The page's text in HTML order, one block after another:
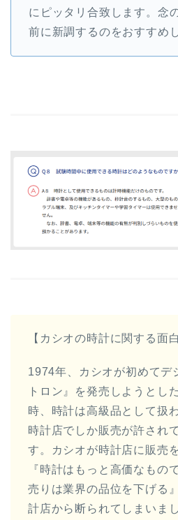
にピッタリ合致します。念
前に新調するのをおすすめ
【カシオの時計に関する面
1974年、カシオが初めてデ
トロン』を発売しようとし
時、時計は高級品として扱
時計店でしか販売が許され
す。カシオが時計店に販売
『時計はもっと高価なもの
売りは業界の品位を下げる
計店から断られてしまいまし